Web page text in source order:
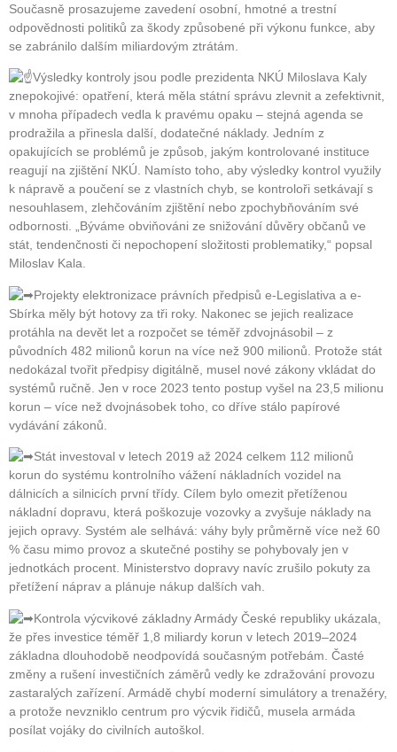
Současně prosazujeme zavedení osobní, hmotné a trestní
odpovědnosti politiků za škody způsobené při výkonu funkce, aby
se zabránilo dalším miliardovým ztrátám.
Výsledky kontroly jsou podle prezidenta NKÚ Miloslava Kaly
znepokojivé: opatření, která měla státní správu zlevnit a zefektivnit,
v mnoha případech vedla k pravému opaku – stejná agenda se
prodražila a přinesla další, dodatečné náklady. Jedním z
opakujících se problémů je způsob, jakým kontrolované instituce
reagují na zjištění NKÚ. Namísto toho, aby výsledky kontrol využily
k nápravě a poučení se z vlastních chyb, se kontroloři setkávají s
nesouhlasem, zlehčováním zjištění nebo zpochybňováním své
odbornosti. „Býváme obviňováni ze snižování důvěry občanů ve
stát, tendenčnosti či nepochopení složitosti problematiky,“ popsal
Miloslav Kala.
Projekty elektronizace právních předpisů e-Legislativa a e-
Sbírka měly být hotovy za tři roky. Nakonec se jejich realizace
protáhla na devět let a rozpočet se téměř zdvojnásobil – z
původních 482 milionů korun na více než 900 milionů. Protože stát
nedokázal tvořit předpisy digitálně, musel nové zákony vkládat do
systémů ručně. Jen v roce 2023 tento postup vyšel na 23,5 milionu
korun – více než dvojnásobek toho, co dříve stálo papírové
vydávání zákonů.
Stát investoval v letech 2019 až 2024 celkem 112 milionů
korun do systému kontrolního vážení nákladních vozidel na
dálnicích a silnicích první třídy. Cílem bylo omezit přetíženou
nákladní dopravu, která poškozuje vozovky a zvyšuje náklady na
jejich opravy. Systém ale selhává: váhy byly průměrně více než 60
% času mimo provoz a skutečné postihy se pohybovaly jen v
jednotkách procent. Ministerstvo dopravy navíc zrušilo pokuty za
přetížení náprav a plánuje nákup dalších vah.
Kontrola výcvikové základny Armády České republiky ukázala,
že přes investice téměř 1,8 miliardy korun v letech 2019–2024
základna dlouhodobě neodpovídá současným potřebám. Časté
změny a rušení investičních záměrů vedly ke zdražování provozu
zastaralých zařízení. Armádě chybí moderní simulátory a trenažéry,
a protože nevzniklo centrum pro výcvik řidičů, musela armáda
posílat vojáky do civilních autoškol.